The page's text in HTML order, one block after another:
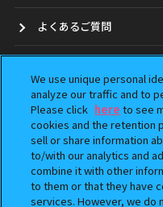
よくあるご質問
ガシャポンどこ？
アンケート
ウェブアクセシビリティ
We use unique personal
analyze our traffic and to
Please click here to see
cookies and the retention
sell or share information
to/with our analytics and
combine it with other
to them or that they have
services. However, we do